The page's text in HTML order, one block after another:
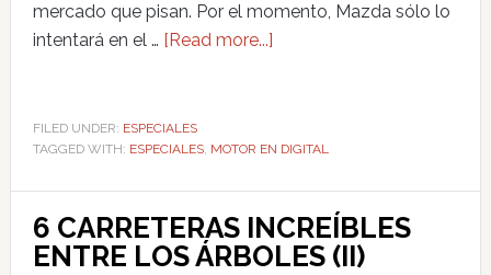
mercado que pisan. Por el momento, Mazda sólo lo
intentará en el … [Read more...]
FILED UNDER: ESPECIALES
TAGGED WITH: ESPECIALES, MOTOR EN DIGITAL
6 CARRETERAS INCREÍBLES
ENTRE LOS ÁRBOLES (II)